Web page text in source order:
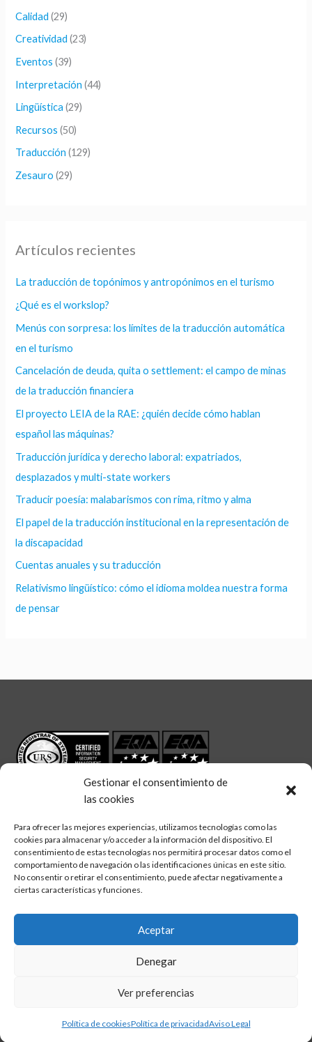
Gestionar el consentimiento de
las cookies
Para ofrecer las mejores experiencias, utilizamos tecnologías como las
cookies para almacenar y/o acceder a la información del dispositivo. El
consentimiento de estas tecnologías nos permitirá procesar datos como el
comportamiento de navegación o las identificaciones únicas en este sitio.
No consentir o retirar el consentimiento, puede afectar negativamente a
ciertas características y funciones.
Aceptar
Denegar
Ver preferencias
Política de cookiesPolítica de privacidadAviso Legal
o
r
:
Calidad (29)
Creatividad (23)
Eventos (39)
Interpretación (44)
Lingüística (29)
Recursos (50)
Traducción (129)
Zesauro (29)
Artículos recientes
La traducción de topónimos y antropónimos en el turismo
¿Qué es el workslop?
Menús con sorpresa: los límites de la traducción automática
en el turismo
Cancelación de deuda, quita o settlement: el campo de minas
de la traducción financiera
El proyecto LEIA de la RAE: ¿quién decide cómo hablan
español las máquinas?
Traducción jurídica y derecho laboral: expatriados,
desplazados y multi-state workers
Traducir poesía: malabarismos con rima, ritmo y alma
El papel de la traducción institucional en la representación de
la discapacidad
Cuentas anuales y su traducción
Relativismo lingüístico: cómo el idioma moldea nuestra forma
de pensar
Síguenos en:
linkedintwitterfacebook
Aviso legal